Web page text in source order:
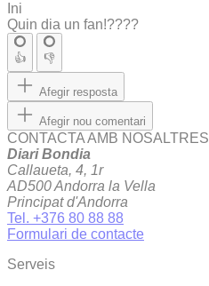
Ini
Quin dia un fan!????
👍 👎
Afegir resposta
Afegir nou comentari
CONTACTA AMB NOSALTRES
Diari Bondia
Callaueta, 4, 1r
AD500 Andorra la Vella
Principat d'Andorra
Tel. +376 80 88 88
Formulari de contacte
Serveis